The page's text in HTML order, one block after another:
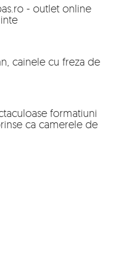
- outlet online
cainele cu freza de
formatiuni
ca camerele de